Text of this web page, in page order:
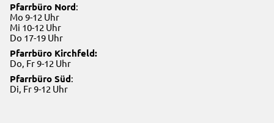
Pfarrbüro Nord:
Mo 9-12 Uhr
Mi 10-12 Uhr
Do 17-19 Uhr
Pfarrbüro Kirchfeld:
Do, Fr 9-12 Uhr
Pfarrbüro Süd:
Di, Fr 9-12 Uhr